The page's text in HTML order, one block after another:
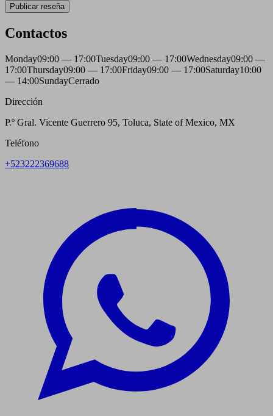
Publicar reseña
Contactos
Monday09:00 — 17:00Tuesday09:00 — 17:00Wednesday09:00 —
17:00Thursday09:00 — 17:00Friday09:00 — 17:00Saturday10:00
— 14:00SundayCerrado
Dirección
P.º Gral. Vicente Guerrero 95, Toluca, State of Mexico, MX
Teléfono
+523222369688